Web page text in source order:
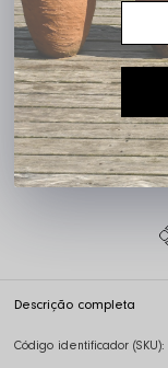
Descrição completa
Código identificador (SKU):